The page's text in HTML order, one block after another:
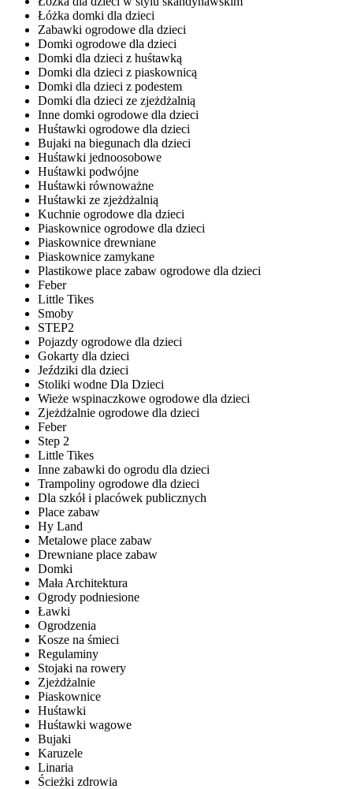
Łóżka domki dla dzieci
Zabawki ogrodowe dla dzieci
Domki ogrodowe dla dzieci
Domki dla dzieci z huśtawką
Domki dla dzieci z piaskownicą
Domki dla dzieci z podestem
Domki dla dzieci ze zjeżdżalnią
Inne domki ogrodowe dla dzieci
Huśtawki ogrodowe dla dzieci
Bujaki na biegunach dla dzieci
Huśtawki jednoosobowe
Huśtawki podwójne
Huśtawki równoważne
Huśtawki ze zjeżdżalnią
Kuchnie ogrodowe dla dzieci
Piaskownice ogrodowe dla dzieci
Piaskownice drewniane
Piaskownice zamykane
Plastikowe place zabaw ogrodowe dla dzieci
Feber
Little Tikes
Smoby
STEP2
Pojazdy ogrodowe dla dzieci
Gokarty dla dzieci
Jeździki dla dzieci
Stoliki wodne Dla Dzieci
Wieże wspinaczkowe ogrodowe dla dzieci
Zjeżdżalnie ogrodowe dla dzieci
Feber
Step 2
Little Tikes
Inne zabawki do ogrodu dla dzieci
Trampoliny ogrodowe dla dzieci
Dla szkół i placówek publicznych
Place zabaw
Hy Land
Metalowe place zabaw
Drewniane place zabaw
Domki
Mała Architektura
Ogrody podniesione
Ławki
Ogrodzenia
Kosze na śmieci
Regulaminy
Stojaki na rowery
Zjeżdżalnie
Piaskownice
Huśtawki
Huśtawki wagowe
Bujaki
Karuzele
Linaria
Ścieżki zdrowia